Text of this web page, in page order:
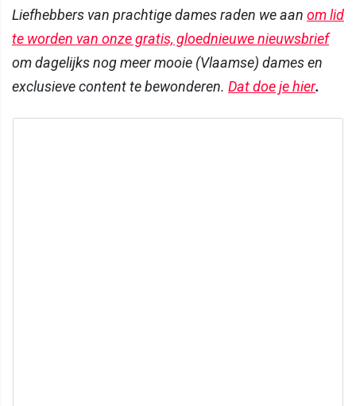
Liefhebbers van prachtige dames raden we aan om lid
te worden van onze gratis, gloednieuwe nieuwsbrief
om dagelijks nog meer mooie (Vlaamse) dames en
exclusieve content te bewonderen. Dat doe je hier.